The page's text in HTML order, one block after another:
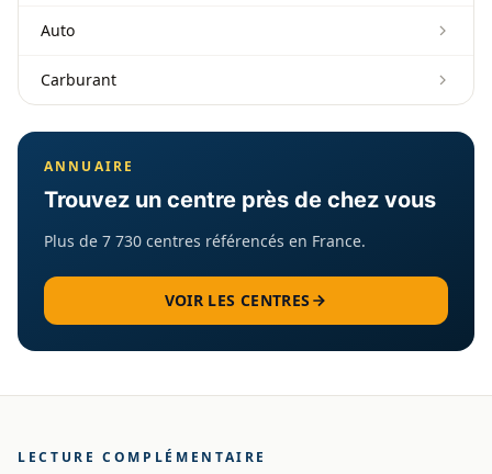
Auto
Carburant
ANNUAIRE
Trouvez un centre près de chez vous
Plus de 7 730 centres référencés en France.
VOIR LES CENTRES
LECTURE COMPLÉMENTAIRE